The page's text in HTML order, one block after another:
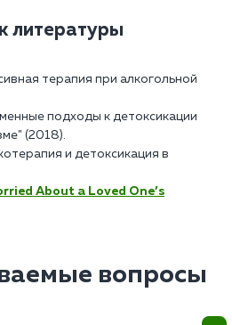
литературы
терапия при алкогольной
подходы к детоксикации
(2018).
и детоксикация в
About a Loved One’s
вопросы